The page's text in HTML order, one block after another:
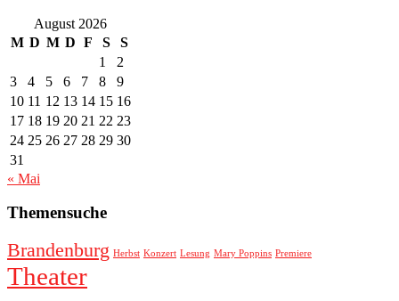
August 2026
M D M D F S
S
1
2
3
4 5 6 7 8
9
10 11 12 13 14 15 16
17 18 19 20 21 22 23
24 25 26 27 28 29 30
31
« Mai
Themensuche
Brandenburg Herbst Konzert Lesung Mary Poppins Premiere
Theater